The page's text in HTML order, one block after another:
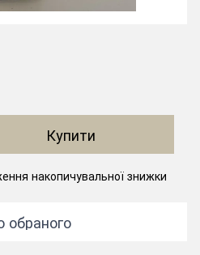
Купити
накопичувальної знижки
обраного